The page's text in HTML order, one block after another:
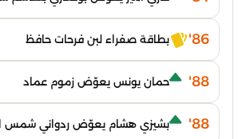
86' بطاقة صفراء لبن فرحات حافظ
88' حمان يونس يعوّض زموم عماد
88' بشيزي هشام يعوّض ردواني شمس